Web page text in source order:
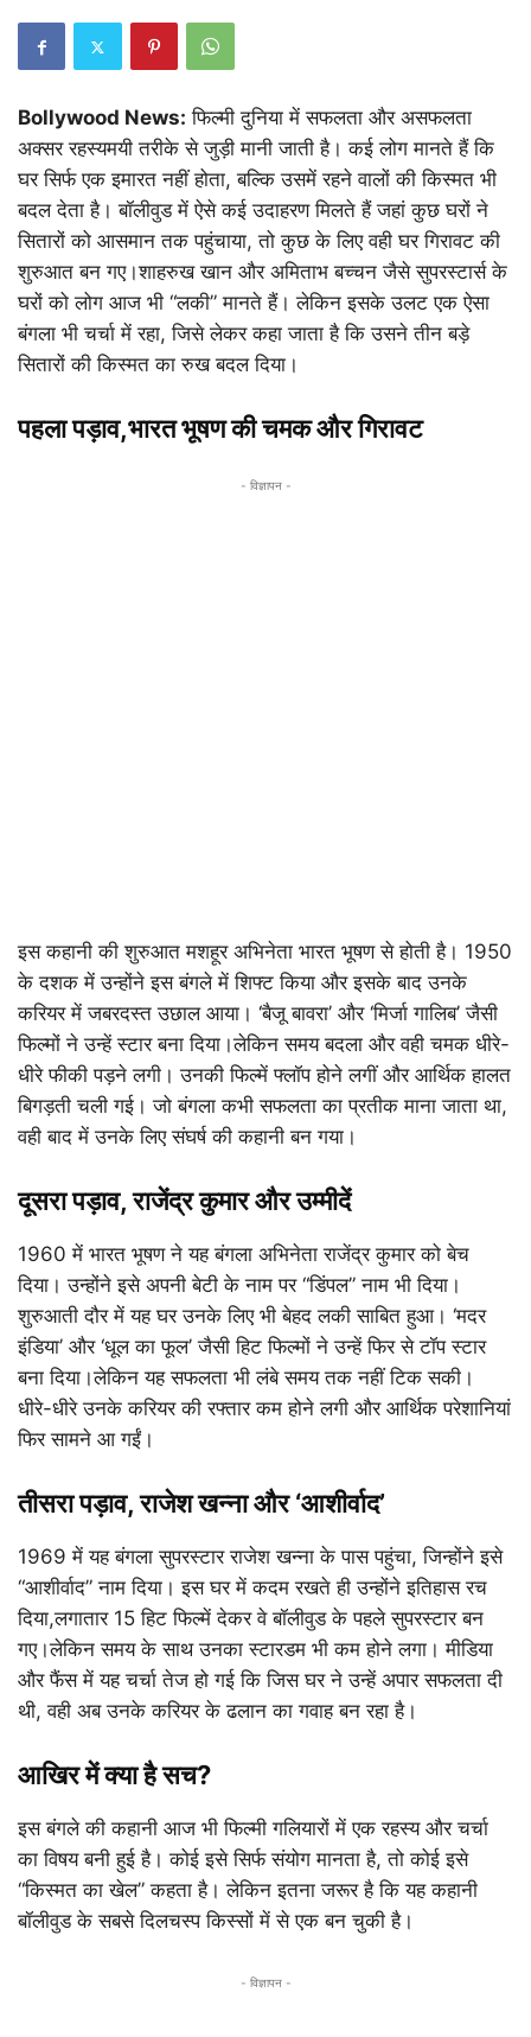
Bollywood News: फिल्मी दुनिया में सफलता और असफलता
अक्सर रहस्यमयी तरीके से जुड़ी मानी जाती है। कई लोग मानते हैं कि
घर सिर्फ एक इमारत नहीं होता, बल्कि उसमें रहने वालों की किस्मत भी
बदल देता है। बॉलीवुड में ऐसे कई उदाहरण मिलते हैं जहां कुछ घरों ने
सितारों को आसमान तक पहुंचाया, तो कुछ के लिए वही घर गिरावट की
शुरुआत बन गए।शाहरुख खान और अमिताभ बच्चन जैसे सुपरस्टार्स के
घरों को लोग आज भी “लकी” मानते हैं। लेकिन इसके उलट एक ऐसा
बंगला भी चर्चा में रहा, जिसे लेकर कहा जाता है कि उसने तीन बड़े
सितारों की किस्मत का रुख बदल दिया।
पहला पड़ाव,भारत भूषण की चमक और गिरावट
- विज्ञापन -
इस कहानी की शुरुआत मशहूर अभिनेता भारत भूषण से होती है। 1950
के दशक में उन्होंने इस बंगले में शिफ्ट किया और इसके बाद उनके
करियर में जबरदस्त उछाल आया। ‘बैजू बावरा’ और ‘मिर्जा गालिब’ जैसी
फिल्मों ने उन्हें स्टार बना दिया।लेकिन समय बदला और वही चमक धीरे-
धीरे फीकी पड़ने लगी। उनकी फिल्में फ्लॉप होने लगीं और आर्थिक हालत
बिगड़ती चली गई। जो बंगला कभी सफलता का प्रतीक माना जाता था,
वही बाद में उनके लिए संघर्ष की कहानी बन गया।
दूसरा पड़ाव, राजेंद्र कुमार और उम्मीदें
1960 में भारत भूषण ने यह बंगला अभिनेता राजेंद्र कुमार को बेच
दिया। उन्होंने इसे अपनी बेटी के नाम पर “डिंपल” नाम भी दिया।
शुरुआती दौर में यह घर उनके लिए भी बेहद लकी साबित हुआ। ‘मदर
इंडिया’ और ‘धूल का फूल’ जैसी हिट फिल्मों ने उन्हें फिर से टॉप स्टार
बना दिया।लेकिन यह सफलता भी लंबे समय तक नहीं टिक सकी।
धीरे-धीरे उनके करियर की रफ्तार कम होने लगी और आर्थिक परेशानियां
फिर सामने आ गईं।
तीसरा पड़ाव, राजेश खन्ना और ‘आशीर्वाद’
1969 में यह बंगला सुपरस्टार राजेश खन्ना के पास पहुंचा, जिन्होंने इसे
“आशीर्वाद” नाम दिया। इस घर में कदम रखते ही उन्होंने इतिहास रच
दिया,लगातार 15 हिट फिल्में देकर वे बॉलीवुड के पहले सुपरस्टार बन
गए।लेकिन समय के साथ उनका स्टारडम भी कम होने लगा। मीडिया
और फैंस में यह चर्चा तेज हो गई कि जिस घर ने उन्हें अपार सफलता दी
थी, वही अब उनके करियर के ढलान का गवाह बन रहा है।
आखिर में क्या है सच?
इस बंगले की कहानी आज भी फिल्मी गलियारों में एक रहस्य और चर्चा
का विषय बनी हुई है। कोई इसे सिर्फ संयोग मानता है, तो कोई इसे
“किस्मत का खेल” कहता है। लेकिन इतना जरूर है कि यह कहानी
बॉलीवुड के सबसे दिलचस्प किस्सों में से एक बन चुकी है।
- विज्ञापन -